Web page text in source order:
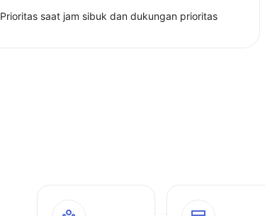
Prioritas saat jam sibuk dan dukungan prioritas